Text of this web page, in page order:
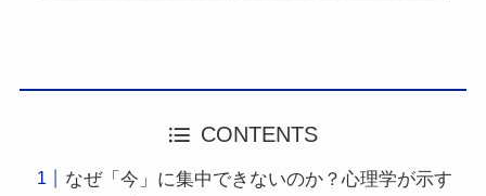
CONTENTS
なぜ「今」に集中できないのか？心理学が示す